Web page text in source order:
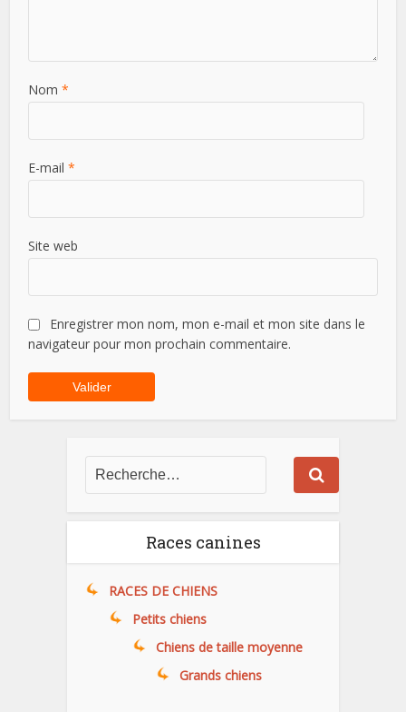
Nom*
E-mail*
Site web
Enregistrer mon nom, mon e-mail et mon site dans le
navigateur pour mon prochain commentaire.
Races canines
RACES DE CHIENS
Petits chiens
Chiens de taille moyenne
Grands chiens